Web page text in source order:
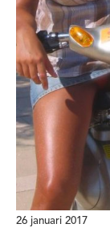
26 januari 2017